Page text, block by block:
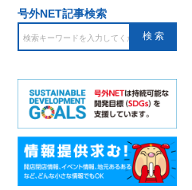
号外NET記事検索